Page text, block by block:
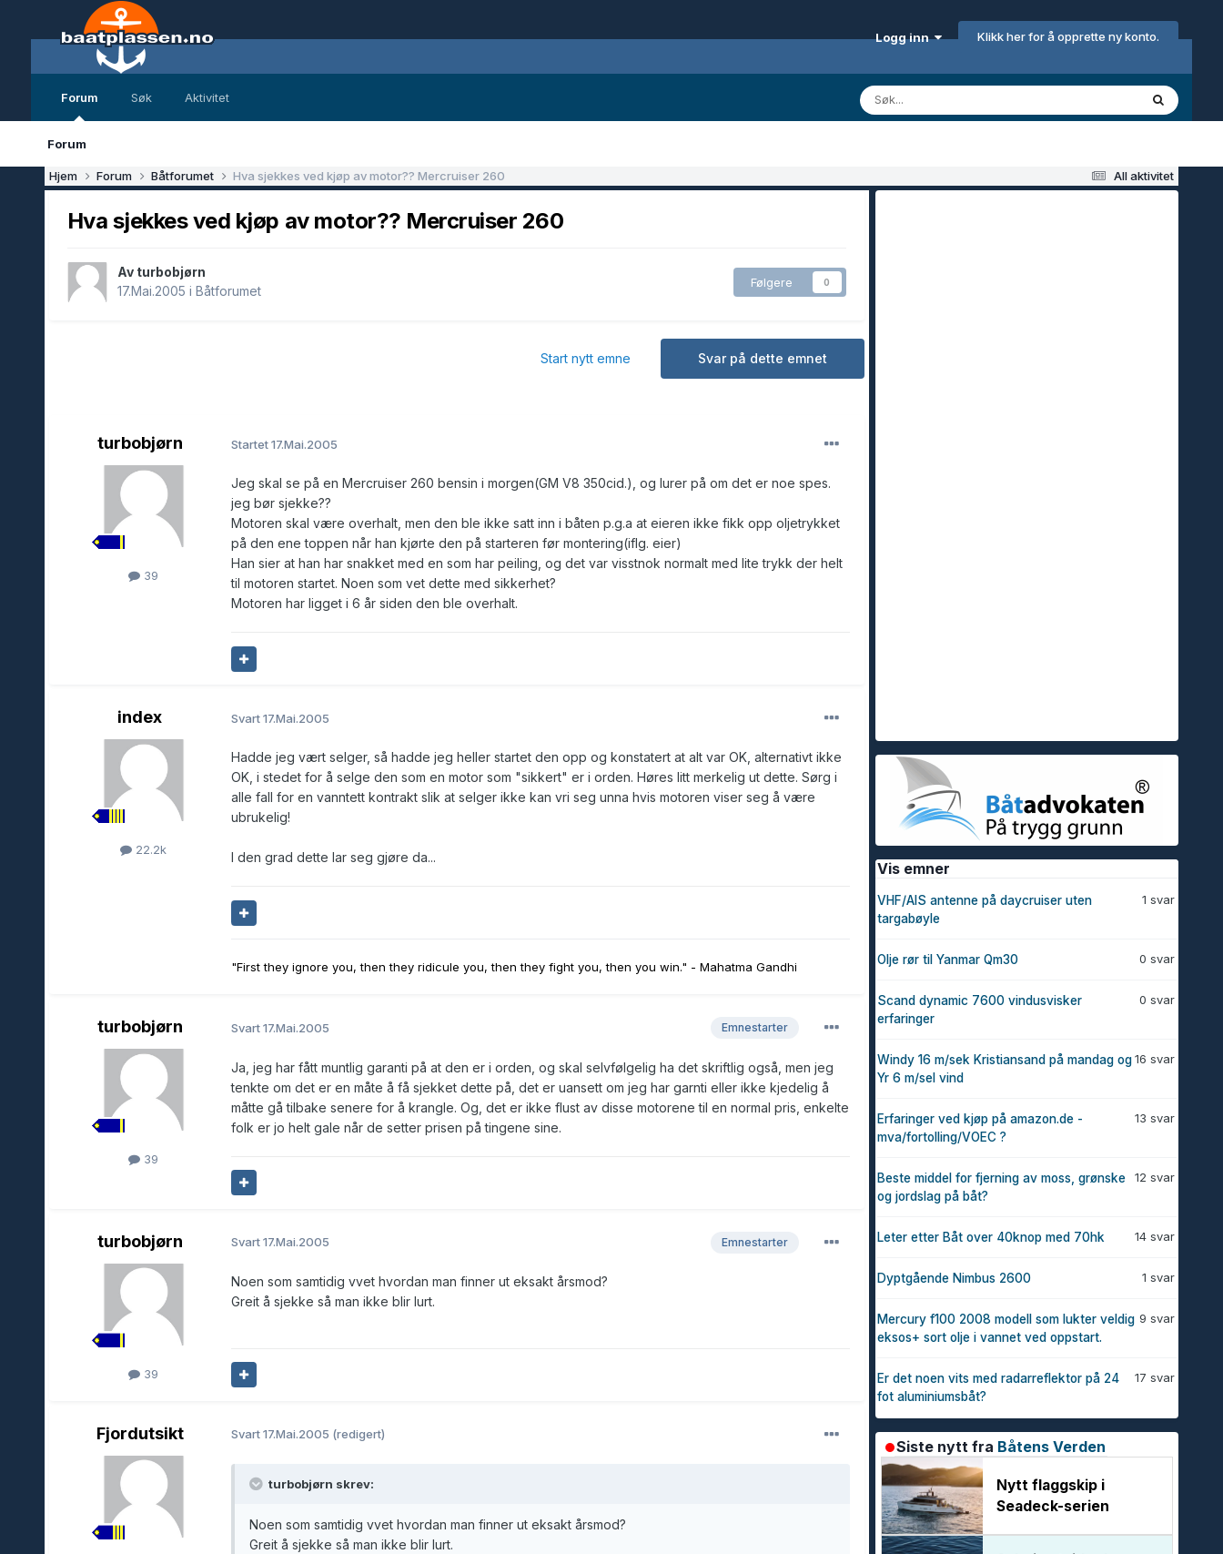
Logg inn Klikk her for å opprette ny konto.
Forum
Forum
Søk Aktivitet
All aktivitet
Hjem Forum Båtforumet Hva sjekkes ved kjøp av motor?? Mercruiser 260
Hva sjekkes ved kjøp av motor?? Mercruiser 260
Av turbobjørn
17.Mai.2005 i Båtforumet
Følgere 0
Svar på dette emnet
Start nytt emne
turbobjørn
39
Startet17.Mai.2005
Jeg skal se på en Mercruiser 260 bensin i morgen(GM V8 350cid.), og lurer på om det er noe spes.
jeg bør sjekke??
Motoren skal være overhalt, men den ble ikke satt inn i båten p.g.a at eieren ikke fikk opp oljetrykket
på den ene toppen når han kjørte den på starteren før montering(iflg. eier)
Han sier at han har snakket med en som har peiling, og det var visstnok normalt med lite trykk der helt
til motoren startet. Noen som vet dette med sikkerhet?
Motoren har ligget i 6 år siden den ble overhalt.
index
22.2k
Svart17.Mai.2005
Hadde jeg vært selger, så hadde jeg heller startet den opp og konstatert at alt var OK, alternativt ikke
OK, i stedet for å selge den som en motor som "sikkert" er i orden. Høres litt merkelig ut dette. Sørg i
alle fall for en vanntett kontrakt slik at selger ikke kan vri seg unna hvis motoren viser seg å være
ubrukelig!
I den grad dette lar seg gjøre da...
"First they ignore you, then they ridicule you, then they fight you, then you win." - Mahatma Gandhi
turbobjørn
39
Emnestarter
Svart17.Mai.2005
Ja, jeg har fått muntlig garanti på at den er i orden, og skal selvfølgelig ha det skriftlig også, men jeg
tenkte om det er en måte å få sjekket dette på, det er uansett om jeg har garnti eller ikke kjedelig å
måtte gå tilbake senere for å krangle. Og, det er ikke flust av disse motorene til en normal pris, enkelte
folk er jo helt gale når de setter prisen på tingene sine.
turbobjørn
39
Emnestarter
Svart17.Mai.2005
Noen som samtidig vvet hvordan man finner ut eksakt årsmod?
Greit å sjekke så man ikke blir lurt.
Fjordutsikt Svart17.Mai.2005 (redigert)
turbobjørn skrev:
Noen som samtidig vvet hvordan man finner ut eksakt årsmod?
Greit å sjekke så man ikke blir lurt.
Vis emner
1 svar
VHF/AIS antenne på daycruiser uten
targabøyle
0 svar
Olje rør til Yanmar Qm30
0 svar
Scand dynamic 7600 vindusvisker
erfaringer
16 svar
Windy 16 m/sek Kristiansand på mandag og
Yr 6 m/sel vind
13 svar
Erfaringer ved kjøp på amazon.de -
mva/fortolling/VOEC ?
12 svar
Beste middel for fjerning av moss, grønske
og jordslag på båt?
14 svar
Leter etter Båt over 40knop med 70hk
1 svar
Dyptgående Nimbus 2600
9 svar
Mercury f100 2008 modell som lukter veldig
eksos+ sort olje i vannet ved oppstart.
17 svar
Er det noen vits med radarreflektor på 24
fot aluminiumsbåt?
Siste nytt fra Båtens Verden
Nytt flaggskip i
Seadeck-serien